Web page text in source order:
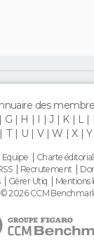
des
G H I J K L
T U V W X Y
Equipe Charte
Recrutement
Gérer Utiq Mentions
© 2026 CCM